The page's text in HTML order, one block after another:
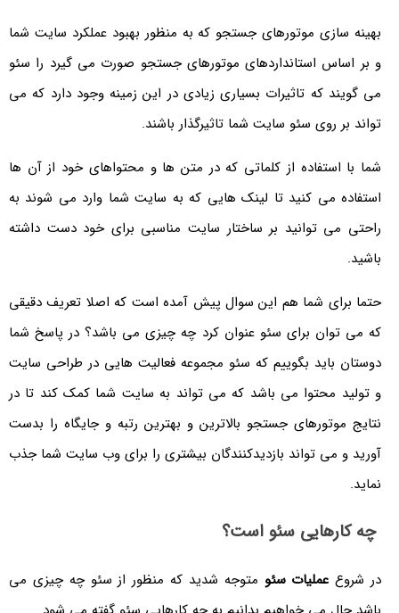
بهینه سازی موتورهای جستجو که به منظور بهبود عملکرد سایت شما
و بر اساس استانداردهای موتورهای جستجو صورت می گیرد را سئو
می گویند که تاثیرات بسیاری زیادی در این زمینه وجود دارد که می
تواند بر روی سئو سایت شما تاثیرگذار باشند.
شما با استفاده از کلماتی که در متن ها و محتواهای خود از آن ها
استفاده می کنید تا لینک هایی که به سایت شما وارد می شوند به
راحتی می توانید بر ساختار سایت مناسبی برای خود دست داشته
باشید.
حتما برای شما هم این سوال پیش آمده است که اصلا تعریف دقیقی
که می توان برای سئو عنوان کرد چه چیزی می باشد؟ در پاسخ شما
دوستان باید بگوییم که سئو مجموعه فعالیت هایی در طراحی سایت
و تولید محتوا می باشد که می تواند به سایت شما کمک کند تا در
نتایج موتورهای جستجو بالاترین و بهترین رتبه و جایگاه را بدست
آورید و می تواند بازدیدکنندگان بیشتری را برای وب سایت شما جذب
نماید.
چه ‌کارهایی سئو است؟
در شروع عملیات سئومتوجه شدید که منظور از سئو چه چیزی می